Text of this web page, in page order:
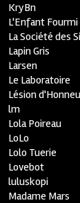
KryBn
L'Enfant Fourmi
La Société des
Lapin Gris
Larsen
Le Laboratoire
Lésion
lm
Lola Poireau
LoLo
Lolo Tuerie
Lovebot
luluskopi
Madame Mars